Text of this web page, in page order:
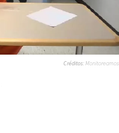
Créditos:Monitoreamos